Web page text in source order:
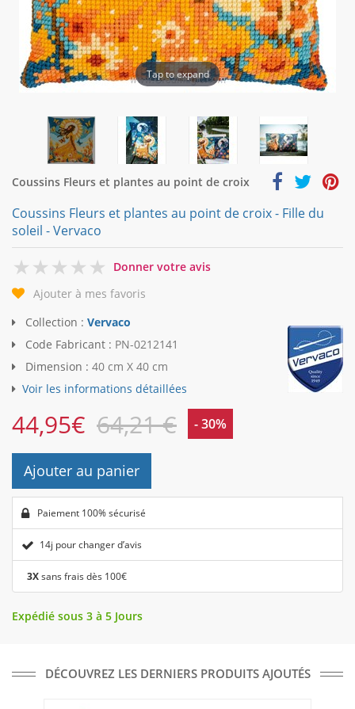
Tap to expand
Coussins Fleurs et plantes au point de croix
Coussins Fleurs et plantes au point de croix - Fille du
soleil - Vervaco
0
Donner votre avis
Ajouter à mes favoris
Collection : Vervaco
Code Fabricant : PN-0212141
Dimension : 40 cm X 40 cm
Voir les informations détaillées
44,95€ 64,21 € - 30%
Ajouter au panier
Paiement 100% sécurisé
14j pour changer d’avis
3Xsans frais dès 100€
Expédié sous 3 à 5 Jours
DÉCOUVREZ LES DERNIERS PRODUITS AJOUTÉS